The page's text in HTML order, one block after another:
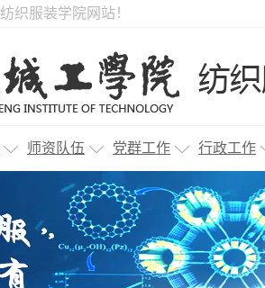
织服装学院网站！
师资队伍 党群工作 行政工作